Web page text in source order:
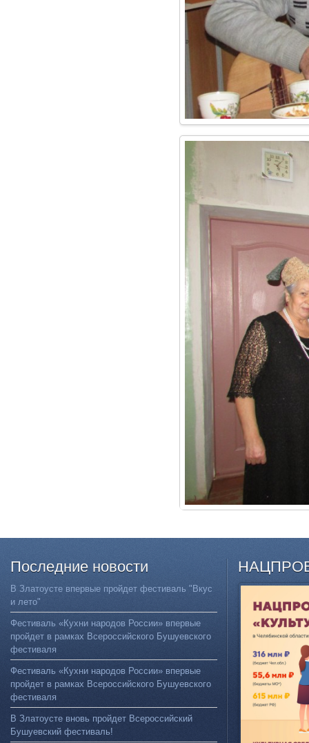
Последние новости
В Златоусте впервые пройдет фестиваль "Вкус
и лето"
Фестиваль «Кухни народов России» впервые
пройдет в рамках Всероссийского Бушуевского
фестиваля
Фестиваль «Кухни народов России» впервые
пройдет в рамках Всероссийского Бушуевского
фестиваля
В Златоусте вновь пройдет Всероссийский
Бушуевский фестиваль!